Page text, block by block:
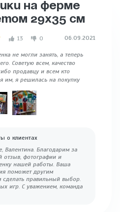
НА ФЕРМЕ
29Х35 СМ
13 0 06.09.2021
не могли занять, а теперь
Советую всем, качество
продавцу и всем кто
им, я решилась на покупку
о клиентах
Валентина. Благодарим за
отзыв, фотографии и
нашей работы. Ваша
поможет другим
сделать правильный выбор.
игр. С уважением, команда